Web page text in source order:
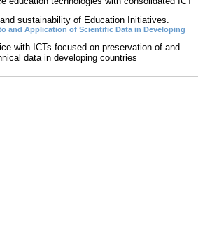
sustainability of Education Initiatives.
and Application of Scientific Data in Developing
with ICTs focused on preservation of and
data in developing countries